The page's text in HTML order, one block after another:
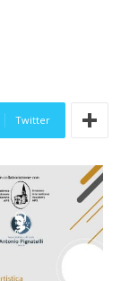
Twitter